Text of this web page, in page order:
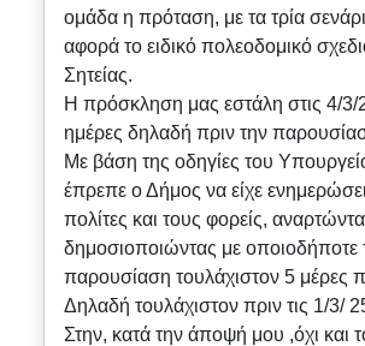
ομάδα η πρόταση, με τα τρία
αφορά το ειδικό πολεοδομικό
Σητείας.
Η πρόσκληση μας εστάλη στις 4/3/
ημέρες δηλαδή πριν την
Με βάση της οδηγίες του
έπρεπε ο Δήμος να είχε
πολίτες και τους φορείς,
δημοσιοποιώντας με οποιοδήποτε
παρουσίαση τουλάχιστον 5 μέρες
Δηλαδή τουλάχιστον πριν τις 1/3/
Στην, κατά την άποψή μου ,όχι και